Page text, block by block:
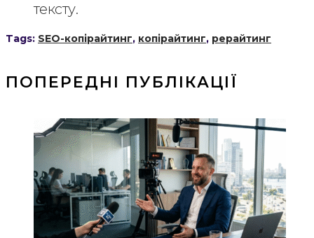
тексту.
Tags: SEO-копірайтинг, копірайтинг, рерайтинг
ПОПЕРЕДНІ ПУБЛІКАЦІЇ